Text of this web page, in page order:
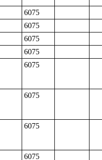
6075
6075
6075
6075
6075
6075
6075
6075